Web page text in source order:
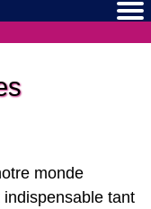
monde
tant